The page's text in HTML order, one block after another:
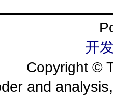
开
Copyright ©
and